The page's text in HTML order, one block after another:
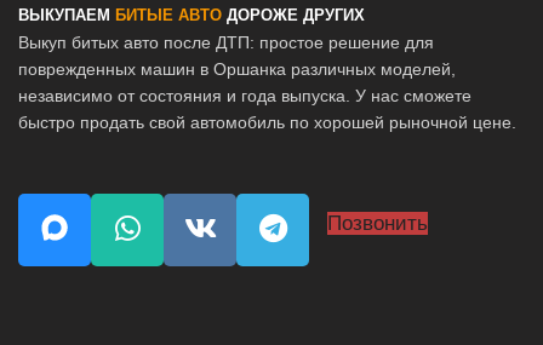
ВЫКУПАЕМ БИТЫЕ АВТО ДОРОЖЕ ДРУГИХ
Выкуп битых авто после ДТП: простое решение для
поврежденных машин в Оршанка различных моделей,
независимо от состояния и года выпуска. У нас сможете
быстро продать свой автомобиль по хорошей рыночной цене.
Позвонить